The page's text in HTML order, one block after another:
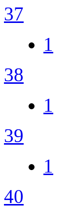
37
1
38
1
39
1
40